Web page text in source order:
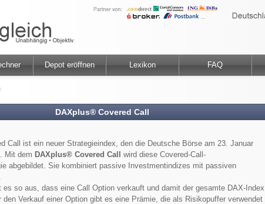
Depot eröffnen Lexikon FAQ
DAXplus® Covered Call
Call ist ein neuer Strategieindex, den die Deutsche Börse am 23. Januar
Mit dem DAXplus® Covered Call
wird diese Covered-Call-
abgebildet. Sie kombiniert passive Investmentindizes mit passiven
es so aus, dass eine Call Option verkauft und damit der gesamte DAX-Index
den Verkauf einer Option gibt es eine Prämie, die als Risikopuffer verwendet